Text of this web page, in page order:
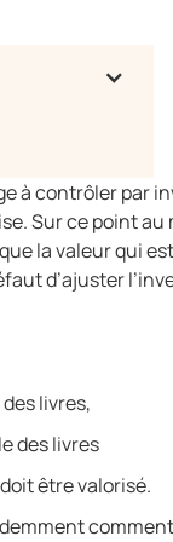
à contrôler
Sur ce point au
la valeur qui
d’ajuster
livres,
des livres
être valorisé.